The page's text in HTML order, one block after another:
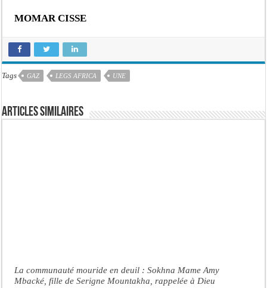
MOMAR CISSE
Tags GAZ LEGS AFRICA UNE
Articles similaires
La communauté mouride en deuil : Sokhna Mame Amy
Mbacké, fille de Serigne Mountakha, rappelée à Dieu